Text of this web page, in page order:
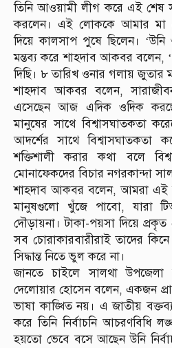
তিনি আওয়ামী লীগ করে এই শেষ
করলেন। এই লোককে আমার মা
দিয়ে কালসাপ পুষে ছিলেন। ‘উনি
মন্তব্য করে শাহদাব আকবর বলেন,
দিছি। ৮ তারিখ ওনার গলায় জুতার
শাহদাব আকবর বলেন,
এসেছেন আজ এদিক ওদিক
মানুষের সাথে বিশ্বাসঘাতকতা
আদর্শের সাথে বিশ্বাসঘাতকতা
শক্তিশালী করার কথা বলে
মোনাফেকদের বিচার নগরকান্দা
শাহদাব আকবর বলেন, আমরা এই
মানুষগুলো খুঁজে পাবো, যারা
দৌড়ায়না। টাকা-পয়সা দিয়ে প্রকৃত
সব চোরাকারবারীরাই তাদের
সিদ্ধান্ত নিতে ভুল করে না।
জানতে চাইলে সালথা
দেলোয়ার হোসেন বলেন, একজন
ভাষা কাঙ্খিত নয়। এ জাতীয়
করে তিনি নির্বাচনি আচরণবিধি
হয়তো ভেবে বসে আছেন উনি